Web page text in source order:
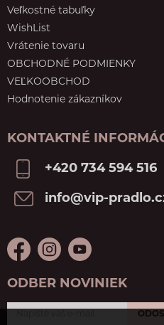
Veľkostné tabuľky
WishList
Vrátenie tovaru
OBCHODNÉ PODMIENKY
VEĽKOOBCHOD
Hodnotenie zákazníkov
KONTAKTNÉ
+420 734 594 516
info@vip-
ODBER NOVINIEK